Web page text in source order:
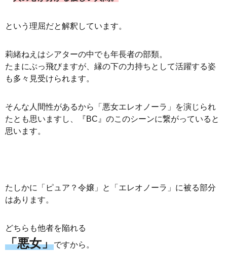
という理屈だと解釈しています。
莉緒ねえはシアターの中でも年長者の部類。
たまにぶっ飛びますが、縁の下の力持ちとして活躍する姿
も多々見受けられます。
そんな人間性があるから「悪女エレオノーラ」を演じられ
たとも思いますし、『BC』のこのシーンに繋がっていると
思います。
たしかに「ピュア？令嬢」と「エレオノーラ」に被る部分
はあります。
どちらも他者を陥れる
「悪女」ですから。